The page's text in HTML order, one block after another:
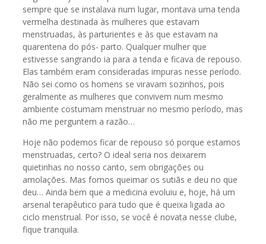
sempre que se instalava num lugar, montava uma tenda
vermelha destinada às mulheres que estavam
menstruadas, às parturientes e às que estavam na
quarentena do pós- parto. Qualquer mulher que
estivesse sangrando ia para a tenda e ficava de repouso.
Elas também eram consideradas impuras nesse período.
Não sei como os homens se viravam sozinhos, pois
geralmente as mulheres que convivem num mesmo
ambiente costumam menstruar no mesmo período, mas
não me perguntem a razão…
Hoje não podemos ficar de repouso só porque estamos
menstruadas, certo? O ideal seria nos deixarem
quietinhas no nosso canto, sem obrigações ou
amolações. Mas fomos queimar os sutiãs e deu no que
deu… Ainda bem que a medicina evoluiu e, hoje, há um
arsenal terapêutico para tudo que é queixa ligada ao
ciclo menstrual. Por isso, se você é novata nesse clube,
fique tranquila.